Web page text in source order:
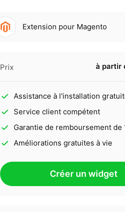
Extension pour Magento
Prix à partir
Assistance à l'installation
Service client compétent
Garantie de remboursement de
Améliorations gratuites à vie
Créer un widget